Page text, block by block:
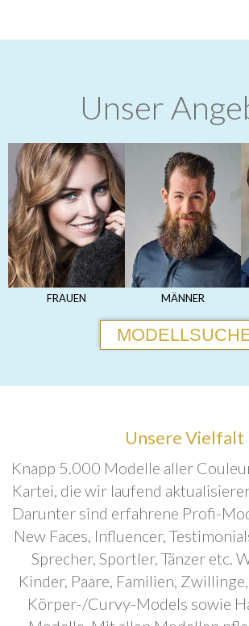
Unser
FRAUEN MÄNNER
Unsere Vielfalt
Knapp 5.000 Modelle aller
Kartei, die wir laufend
Darunter sind erfahrene Profi-
New Faces, Influencer,
Sprecher, Sportler, Tänzer etc.
Kinder, Paare, Familien,
Körper-/Curvy-Models sowie